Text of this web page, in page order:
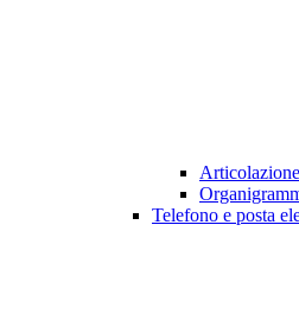
Telefono e posta